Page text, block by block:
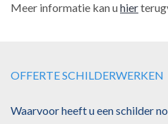
Meer informatie kan uhier
OFFERTE SCHILDERWERKEN
Waarvoor heeft u een schilder